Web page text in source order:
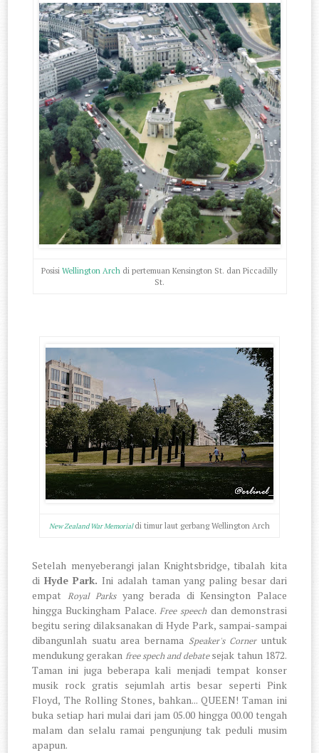
Posisi Wellington Arch di pertemuan Kensington St. dan Piccadilly
St.
New Zealand War Memorial di timur laut gerbang Wellington Arch
Setelah menyeberangi jalan Knightsbridge, tibalah kita
di Hyde Park.Ini adalah taman yang paling besar dari
empat Royal Parksyang berada di Kensington Palace
hingga Buckingham Palace. Free speech dan demonstrasi
begitu sering dilaksanakan di Hyde Park, sampai-sampai
dibangunlah suatu area bernama Speaker's Corner untuk
mendukung gerakan free spech and debatesejak tahun 1872.
Taman ini juga beberapa kali menjadi tempat konser
musik rock gratis sejumlah artis besar seperti Pink
Floyd, The Rolling Stones, bahkan... QUEEN! Taman ini
buka setiap hari mulai dari jam 05.00 hingga 00.00 tengah
malam dan selalu ramai pengunjung tak peduli musim
apapun.